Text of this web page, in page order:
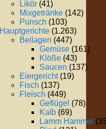
Likör (41)
Mixgetränke (142)
Punsch (103)
Hauptgerichte (1.263)
Beilagen (447)
Gemüse (161)
Klöße (43)
Saucen (137)
Eiergericht(19)
Fisch (137)
Fleisch (449)
Geflügel (78)
Kalb (69)
Lamm Hammel